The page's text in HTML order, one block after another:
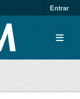
Entrar